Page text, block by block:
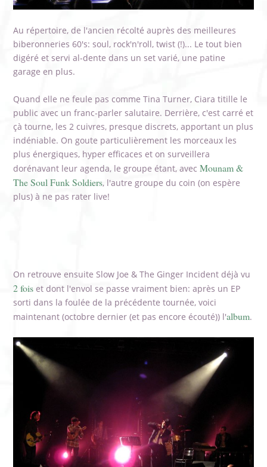
Au répertoire, de l'ancien récolté auprès des meilleures
biberonneries 60's: soul, rock'n'roll, twist (!)... Le tout bien
digéré et servi al-dente dans un set varié, une patine
garage en plus.
Quand elle ne feule pas comme Tina Turner, Ciara titille le
public avec un franc-parler salutaire. Derrière, c'est carré et
çà tourne, les 2 cuivres, presque discrets, apportant un plus
indéniable. On goute particulièrement les morceaux les
plus énergiques, hyper efficaces et on surveillera
dorénavant leur agenda, le groupe étant, avecMounam &
The Soul Funk Soldiers, l'autre groupe du coin (on espère
plus) à ne pas rater live!
On retrouve ensuite Slow Joe & The Ginger Incident déjà vu
2 fois et dont l'envol se passe vraiment bien: après un EP
sorti dans la foulée de la précédente tournée, voici
maintenant (octobre dernier (et pas encore écouté)) l'album.